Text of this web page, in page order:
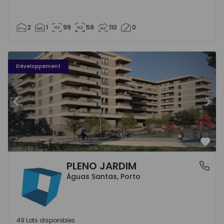
2 1 99 59 110 0
Développement
PLENO JARDIM - 3
Précédent
Águas Santas, PortoPLENO JARDIM
Águas Santas, Porto
49 Lots disponibles